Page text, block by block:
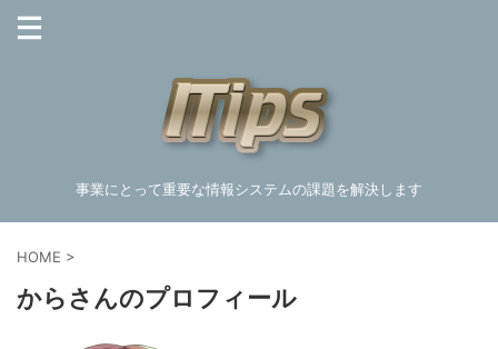
事業にとって重要な情報システムの課題を解決します
HOME >
からさんのプロフィール